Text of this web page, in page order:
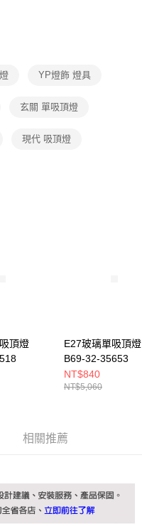
將跳轉至「AFTEE先享後付」
可完成結帳。
視為交易完成。
視為有效，需透過AFTEE先享
問，請聯繫「AFTEE先享後付
之情形，本公司將視審查結果
冊。若發現惡意使用之情形，
用額度並採取法律行動。
費
YP燈飾 燈具
玄關 單吸頂燈
現代 吸頂燈
頂燈
E27玻璃單吸頂燈
B69-32-35653
NT$840
NT$5,060
相關推薦